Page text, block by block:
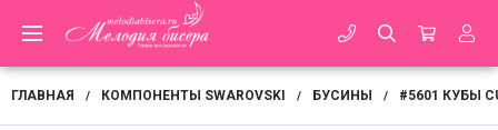
ГЛАВНАЯ / КОМПОНЕНТЫ SWAROVSKI / БУСИНЫ / #5601 КУБЫ